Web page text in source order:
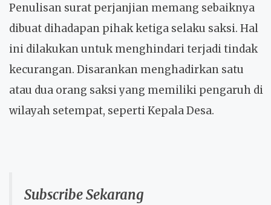
Penulisan surat perjanjian memang sebaiknya
dibuat dihadapan pihak ketiga selaku saksi. Hal
ini dilakukan untuk menghindari terjadi tindak
kecurangan. Disarankan menghadirkan satu
atau dua orang saksi yang memiliki pengaruh di
wilayah setempat, seperti Kepala Desa.
Subscribe Sekarang